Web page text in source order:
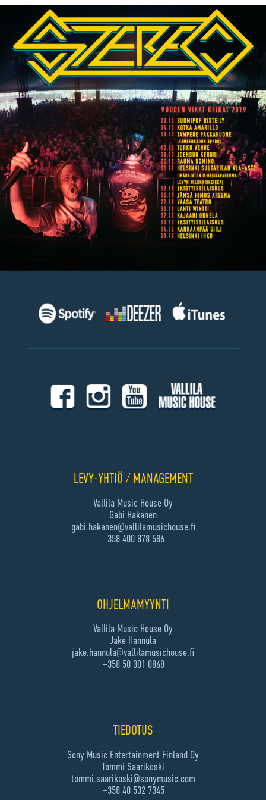
sisältöön
LEVY-YHTIÖ / MANAGEMENT
Vallila Music House Oy
Gabi Hakanen
gabi.hakanen@vallilamusichouse.fi
+358 400 878 586
OHJELMAMYYNTI
Vallila Music House Oy
Jake Hannula
jake.hannula@vallilamusichouse.fi
+358 50 301 0868
TIEDOTUS
Sony Music Entertainment Finland Oy
Tommi Saarikoski
tommi.saarikoski@sonymusic.com
+358 40 532 7345